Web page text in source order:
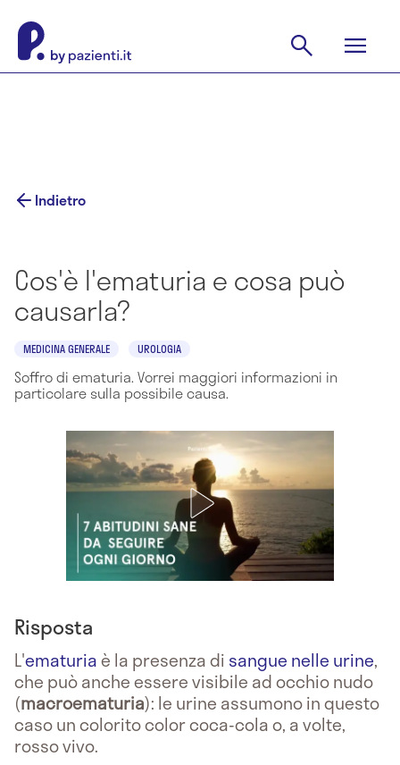
Indietro
Cos'è l'ematuria e cosa può
causarla?
MEDICINA GENERALE UROLOGIA
Soffro di ematuria. Vorrei maggiori informazioni in
particolare sulla possibile causa.
Risposta
L'ematuriaè la presenza di sangue nelle urine,
che può anche essere visibile ad occhio nudo
(macroematuria): le urine assumono in questo
caso un colorito color coca-cola o, a volte,
rosso vivo.